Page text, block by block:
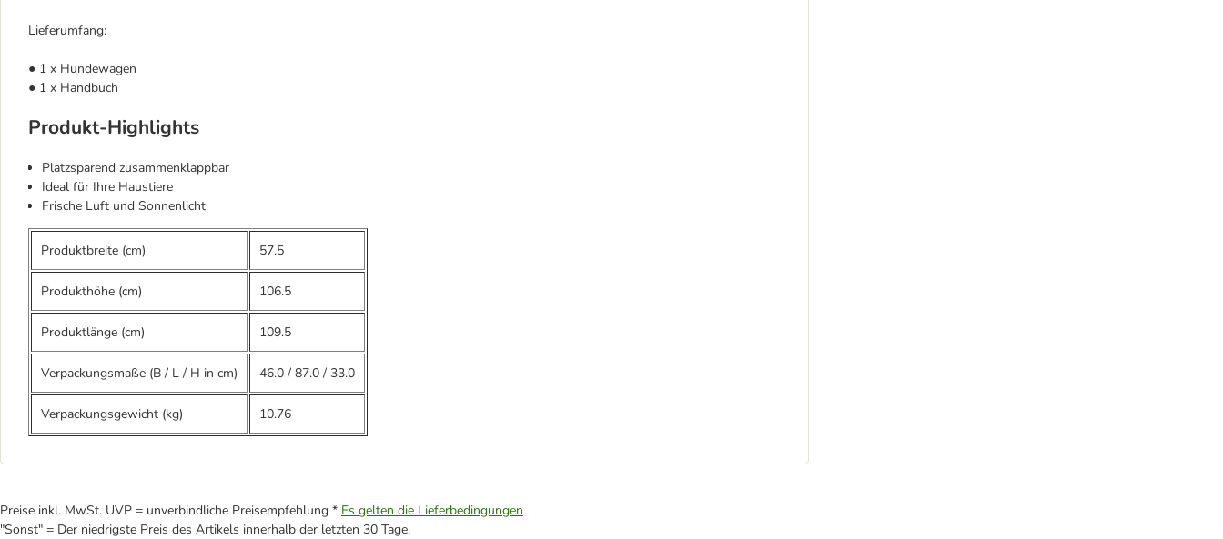
Lieferumfang:
● 1 x Hundewagen
● 1 x Handbuch
Produkt-Highlights
Platzsparend zusammenklappbar
Ideal für Ihre Haustiere
Frische Luft und Sonnenlicht
Produktbreite (cm) 57.5
Produkthöhe (cm) 106.5
Produktlänge (cm) 109.5
Verpackungsmaße (B / L / H in cm) 46.0 / 87.0 / 33.0
Verpackungsgewicht (kg) 10.76
Preise inkl. MwSt. UVP = unverbindliche Preisempfehlung * Es gelten die Lieferbedingungen
"Sonst" = Der niedrigste Preis des Artikels innerhalb der letzten 30 Tage.